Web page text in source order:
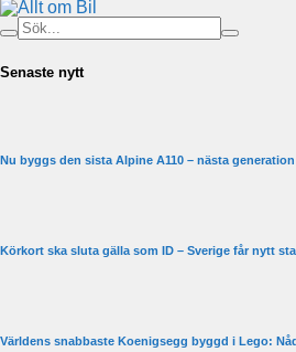
Senaste nytt
Nu byggs den sista Alpine A110 – nästa
Körkort ska sluta gälla som ID – Sverige får nytt
Världens snabbaste Koenigsegg byggd i Lego: